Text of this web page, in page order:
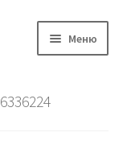
Меню